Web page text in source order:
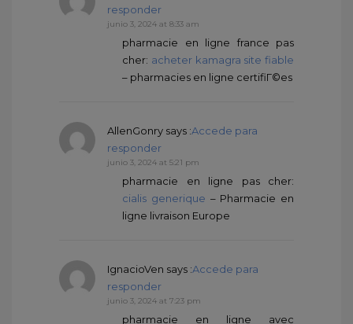
responder
junio 3, 2024 at 8:33 am
pharmacie en ligne france pas
cher: acheter kamagra site fiable
– pharmacies en ligne certifiГ©es
AllenGonry says :Accede para
responder
junio 3, 2024 at 5:21 pm
pharmacie en ligne pas cher:
cialis generique – Pharmacie en
ligne livraison Europe
IgnacioVen says :Accede para
responder
junio 3, 2024 at 7:23 pm
pharmacie en ligne avec